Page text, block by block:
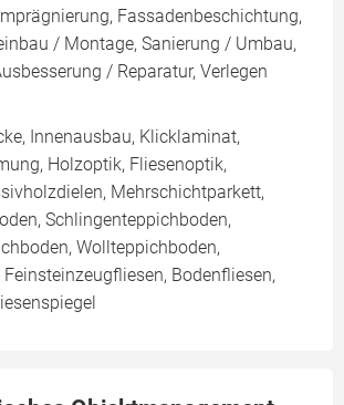
Fassadenbeschichtung,
/ Montage, Sanierung / Umbau,
/ Reparatur, Verlegen
Innenausbau, Klicklaminat,
Holzoptik, Fliesenoptik,
Mehrschichtparkett,
Schlingenteppichboden,
Wollteppichboden,
Bodenfliesen,